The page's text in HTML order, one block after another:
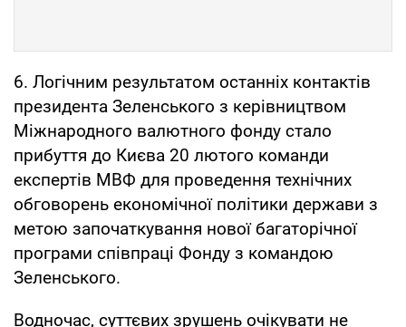
6. Логічним результатом останніх контактів
президента Зеленського з керівництвом
Міжнародного валютного фонду стало
прибуття до Києва 20 лютого команди
експертів МВФ для проведення технічних
обговорень економічної політики держави з
метою започаткування нової багаторічної
програми співпраці Фонду з командою
Зеленського.
Водночас, суттєвих зрушень очікувати не